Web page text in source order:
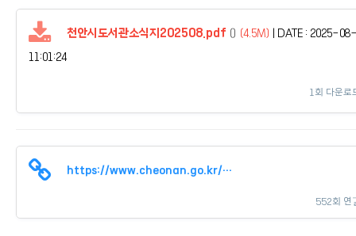
천안시도서관소식지202508.pdf () (4.5M) DATE : 2025-
11:01:24
1회 다운로
https://www.cheonan.go.kr/cop/bbs/BBSMSTR_000000000301/selectBoardArti…
552회 연